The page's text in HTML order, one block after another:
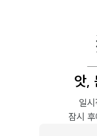
앗,
일
잠시